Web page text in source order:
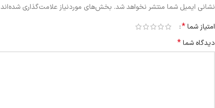
نشانی ایمیل شما منتشر نخواهد شد. بخش‌های موردنیاز علامت‌گذاری شده‌اند
امتیاز شما*
دیدگاه شما*